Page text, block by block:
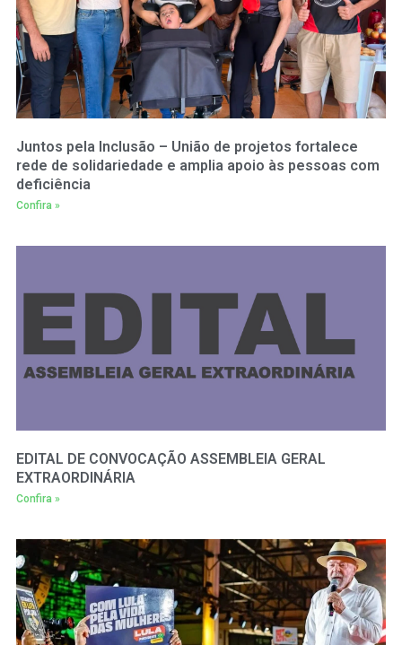
Juntos pela Inclusão – União de projetos fortalece
rede de solidariedade e amplia apoio às pessoas com
deficiência
Confira »
EDITAL DE CONVOCAÇÃO ASSEMBLEIA GERAL
EXTRAORDINÁRIA
Confira »